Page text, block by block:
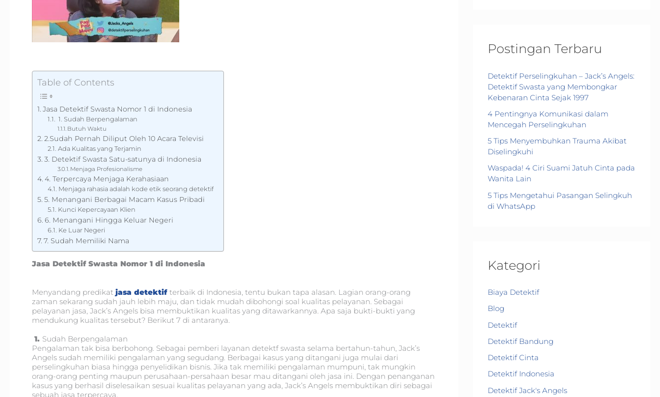
Table of Contents
Jasa Detektif Swasta Nomor 1 di Indonesia
1. Sudah Berpengalaman
Butuh Waktu
2.Sudah Pernah Diliput Oleh 10 Acara Televisi
Ada Kualitas yang Terjamin
3. Detektif Swasta Satu-satunya di Indonesia
Menjaga Profesionalisme
4. Terpercaya Menjaga Kerahasiaan
Menjaga rahasia adalah kode etik seorang detektif
5. Menangani Berbagai Macam Kasus Pribadi
Kunci Kepercayaan Klien
6. Menangani Hingga Keluar Negeri
Ke Luar Negeri
7. Sudah Memiliki Nama
Jasa Detektif Swasta Nomor 1 di Indonesia
Menyandang predikat jasa detektif terbaik di Indonesia, tentu bukan tapa alasan. Lagian orang-orang
zaman sekarang sudah jauh lebih maju, dan tidak mudah dibohongi soal kualitas pelayanan. Sebagai
pelayanan jasa, Jack’s Angels bisa membuktikan kualitas yang ditawarkannya. Apa saja bukti-bukti yang
mendukung kualitas tersebut? Berikut 7 di antaranya.
1. Sudah Berpengalaman
Pengalaman tak bisa berbohong. Sebagai pemberi layanan detektf swasta selama bertahun-tahun, Jack’s
Angels sudah memiliki pengalaman yang segudang. Berbagai kasus yang ditangani juga mulai dari
perselingkuhan biasa hingga penyelidikan bisnis. Jika tak memiliki pengalaman mumpuni, tak mungkin
orang-orang penting maupun perusahaan-persahaan besar mau ditangani oleh jasa ini. Dengan penanganan
kasus yang berhasil diselesaikan sesuai kualitas pelayanan yang ada, Jack’s Angels membuktikan diri sebagai
sebuah jasa terpercaya.
Postingan Terbaru
Detektif Perselingkuhan – Jack’s Angels:
Detektif Swasta yang Membongkar
Kebenaran Cinta Sejak 1997
4 Pentingnya Komunikasi dalam
Mencegah Perselingkuhan
5 Tips Menyembuhkan Trauma Akibat
Diselingkuhi
Waspada! 4 Ciri Suami Jatuh Cinta pada
Wanita Lain
5 Tips Mengetahui Pasangan Selingkuh
di WhatsApp
Kategori
Biaya Detektif
Blog
Detektif
Detektif Bandung
Detektif Cinta
Detektif Indonesia
Detektif Jack's Angels